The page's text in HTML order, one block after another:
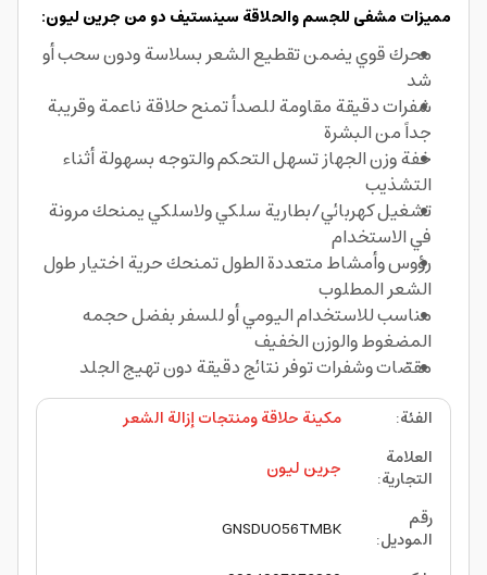
مميزات مشفى للجسم والحلاقة سينستيف دو من جرين ليون:
محرك قوي يضمن تقطيع الشعر بسلاسة ودون سحب أو
شد
شفرات دقيقة مقاومة للصدأ تمنح حلاقة ناعمة وقريبة
جداً من البشرة
خفة وزن الجهاز تسهل التحكم والتوجه بسهولة أثناء
التشذيب
تشغيل كهربائي/بطارية سلكي ولاسلكي يمنحك مرونة
في الاستخدام
رؤوس وأمشاط متعددة الطول تمنحك حرية اختيار طول
الشعر المطلوب
مناسب للاستخدام اليومي أو للسفر بفضل حجمه
المضغوط والوزن الخفيف
مقصّات وشفرات توفر نتائج دقيقة دون تهيج الجلد
الفئة:
مكينة حلاقة ومنتجات إزالة الشعر
العلامة
التجارية:
جرين ليون
رقم
الموديل:
GNSDUO56TMBK